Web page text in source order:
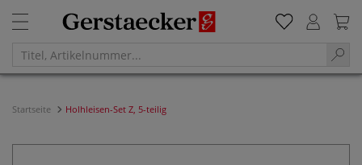
Startseite Holhleisen-Set Z, 5-teilig